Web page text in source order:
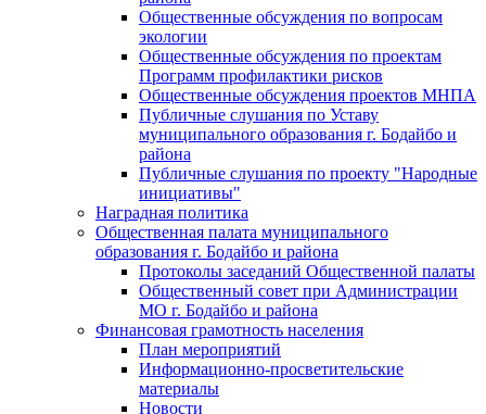
Общественные обсуждения по вопросам
экологии
Общественные обсуждения по проектам
Программ профилактики рисков
Общественные обсуждения проектов МНПА
Публичные слушания по Уставу
муниципального образования г. Бодайбо и
района
Публичные слушания по проекту "Народные
инициативы"
Наградная политика
Общественная палата муниципального
образования г. Бодайбо и района
Протоколы заседаний Общественной палаты
Общественный совет при Администрации
МО г. Бодайбо и района
Финансовая грамотность населения
План мероприятий
Информационно-просветительские
материалы
Новости